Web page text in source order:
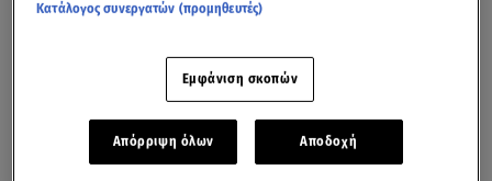
μετά τα δημοσιεύματα χωρισμού
Μετά τα δημοσιεύματα περί χωρισμού ύστερα από 18
χρόνια έγγαμου βίου, ηΜαριλίτα Λαμπροπούλου
δημοσίευσε δύο κοινά στιγμιότυπα με τονΓιάννη
Κατάλογος συνεργατών (προμηθευτές)
Εμφάνιση σκοπών
Απόρριψη όλων Αποδοχή